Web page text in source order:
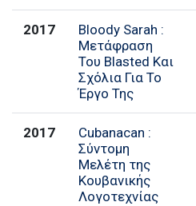
2017
Bloody Sarah :
Μετάφραση
Του Blasted Και
Σχόλια Για Το
Έργο Της
2017
Cubanacan :
Σύντομη
Μελέτη της
Κουβανικής
Λογοτεχνίας